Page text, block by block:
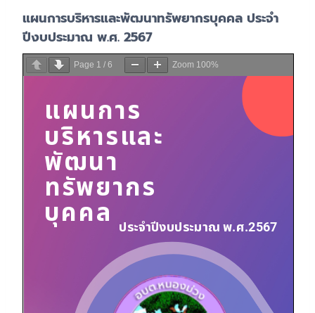
แผนการบริหารและพัฒนาทรัพยากรบุคคล ประจำ
ปีงบประมาณ พ.ศ. 2567
Page 1 / 6 Zoom 100%